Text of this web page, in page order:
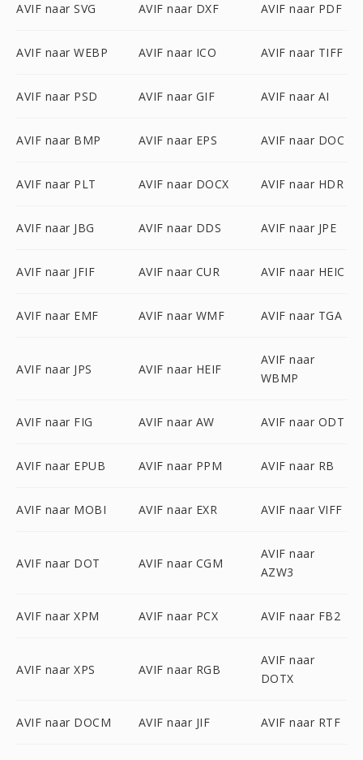
AVIF naar SVG AVIF naar DXF AVIF naar PDF
AVIF naar WEBP AVIF naar ICO AVIF naar TIFF
AVIF naar PSD AVIF naar GIF AVIF naar AI
AVIF naar BMP AVIF naar EPS AVIF naar DOC
AVIF naar PLT AVIF naar DOCX AVIF naar HDR
AVIF naar JBG AVIF naar DDS AVIF naar JPE
AVIF naar JFIF AVIF naar CUR AVIF naar HEIC
AVIF naar EMF AVIF naar WMF AVIF naar TGA
AVIF naar JPS AVIF naar HEIF
AVIF naar
WBMP
AVIF naar FIG AVIF naar AW AVIF naar ODT
AVIF naar EPUB AVIF naar PPM AVIF naar RB
AVIF naar MOBI AVIF naar EXR AVIF naar VIFF
AVIF naar DOT AVIF naar CGM
AVIF naar
AZW3
AVIF naar XPM AVIF naar PCX AVIF naar FB2
AVIF naar XPS AVIF naar RGB
AVIF naar
DOTX
AVIF naar DOCM AVIF naar JIF AVIF naar RTF